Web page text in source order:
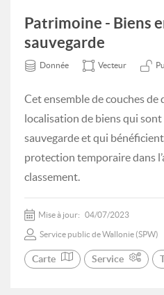
Patrimoine - Biens
sauvegarde
Donnée Vecteur
Cet ensemble de couches de
localisation de biens qui
sauvegarde et qui
protection temporaire dans
classement.
Mise à jour: 04/07/2023
Service public de Wallonie (SPW)
Carte Service